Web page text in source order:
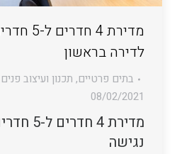
מדירת 4
לדירה בראשון
בתים פרטיים, תכנון ועיצוב פנים
08/02/2021
מדירת 4
נגישה